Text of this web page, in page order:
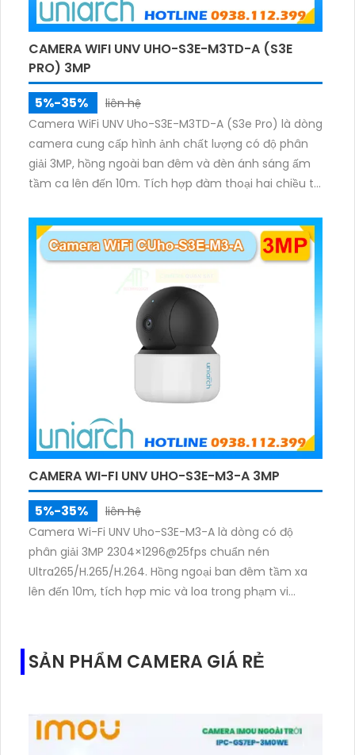
CAMERA WIFI UNV UHO-S3E-M3TD-A (S3E
PRO) 3MP
5%-35%
liên hệ
Camera WiFi UNV Uho-S3E-M3TD-A (S3e Pro) là dòng
camera cung cấp hình ảnh chất lượng có độ phân
giải 3MP, hồng ngoài ban đêm và đèn ánh sáng ấm
tầm ca lên đến 10m. Tích hợp đàm thoại hai chiều to
CAMERA WI-FI UNV UHO-S3E-M3-A 3MP
5%-35%
liên hệ
Camera Wi-Fi UNV Uho-S3E-M3-A là dòng có độ
phân giải 3MP 2304×1296@25fps chuẩn nén
Ultra265/H.265/H.264. Hồng ngoại ban đêm tầm xa
lên đến 10m, tích hợp mic và loa trong phạm vi
SẢN PHẨM CAMERA GIÁ RẺ